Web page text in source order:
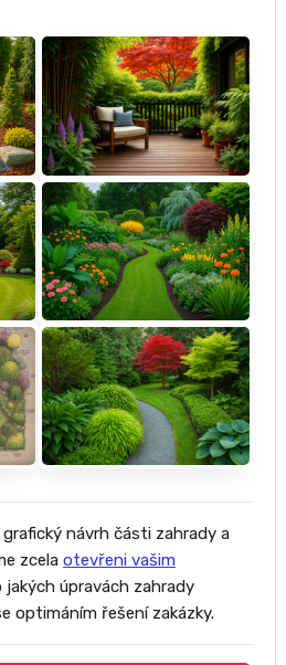
návrh části zahrady a
zcela otevřeni vašim
jakých úpravách zahrady
optimáním řešení zakázky.